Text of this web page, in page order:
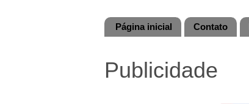
Página inicial Contato
Publicidade